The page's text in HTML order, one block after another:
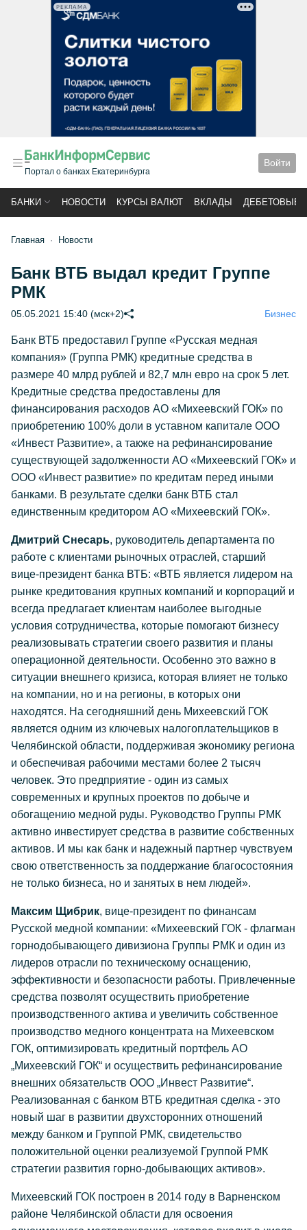
РЕКЛАМА
Портал о банках Екатеринбурга
Войти
БАНКИ НОВОСТИ КУРСЫ ВАЛЮТ ВКЛАДЫ ДЕБЕТОВЫЕ
Главная Новости
Банк ВТБ выдал кредит Группе
РМК
05.05.2021 15:40 (мск+2) Бизнес
Банк ВТБ предоставил Группе «Русская медная
компания» (Группа РМК) кредитные средства в
размере 40 млрд рублей и 82,7 млн евро на срок 5 лет.
Кредитные средства предоставлены для
финансирования расходов АО «Михеевский ГОК» по
приобретению 100% доли в уставном капитале ООО
«Инвест Развитие», а также на рефинансирование
существующей задолженности АО «Михеевский ГОК» и
ООО «Инвест развитие» по кредитам перед иными
банками. В результате сделки банк ВТБ стал
единственным кредитором АО «Михеевский ГОК».
Дмитрий Снесарь, руководитель департамента по
работе с клиентами рыночных отраслей, старший
вице-президент банка ВТБ: «ВТБ является лидером на
рынке кредитования крупных компаний и корпораций и
всегда предлагает клиентам наиболее выгодные
условия сотрудничества, которые помогают бизнесу
реализовывать стратегии своего развития и планы
операционной деятельности. Особенно это важно в
ситуации внешнего кризиса, которая влияет не только
на компании, но и на регионы, в которых они
находятся. На сегодняшний день Михеевский ГОК
является одним из ключевых налогоплательщиков в
Челябинской области, поддерживая экономику региона
и обеспечивая рабочими местами более 2 тысяч
человек. Это предприятие - один из самых
современных и крупных проектов по добыче и
обогащению медной руды. Руководство Группы РМК
активно инвестирует средства в развитие собственных
активов. И мы как банк и надежный партнер чувствуем
свою ответственность за поддержание благосостояния
не только бизнеса, но и занятых в нем людей».
Максим Щибрик, вице-президент по финансам
Русской медной компании: «Михеевский ГОК - флагман
горнодобывающего дивизиона Группы РМК и один из
лидеров отрасли по техническому оснащению,
эффективности и безопасности работы. Привлеченные
средства позволят осуществить приобретение
производственного актива и увеличить собственное
производство медного концентрата на Михеевском
ГОК, оптимизировать кредитный портфель АО
„Михеевский ГОК“ и осуществить рефинансирование
внешних обязательств ООО „Инвест Развитие“.
Реализованная с банком ВТБ кредитная сделка - это
новый шаг в развитии двухсторонних отношений
между банком и Группой РМК, свидетельство
положительной оценки реализуемой Группой РМК
стратегии развития горно-добывающих активов».
Михеевский ГОК построен в 2014 году в Варненском
районе Челябинской области для освоения